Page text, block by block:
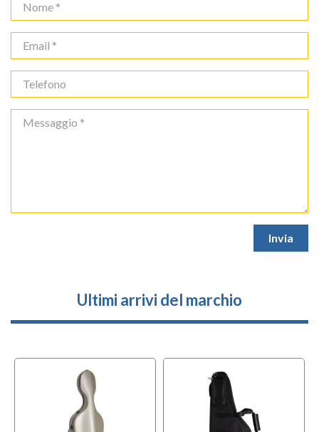
Ultimi arrivi del marchio